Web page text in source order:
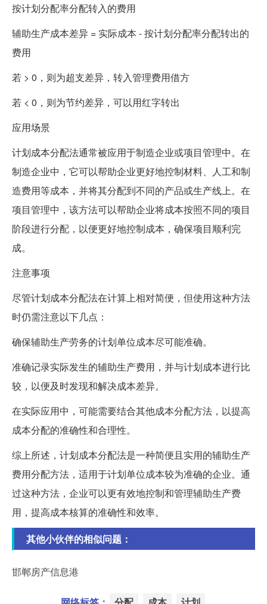
按计划分配率分配转入的费用
辅助生产成本差异 = 实际成本 - 按计划分配率分配转出的
费用
若 > 0，则为超支差异，转入管理费用借方
若 < 0，则为节约差异，可以用红字转出
应用场景
计划成本分配法通常被应用于制造企业或项目管理中。在
制造企业中，它可以帮助企业更好地控制材料、人工和制
造费用等成本，并将其分配到不同的产品或生产线上。在
项目管理中，该方法可以帮助企业将成本按照不同的项目
阶段进行分配，以便更好地控制成本，确保项目顺利完
成。
注意事项
尽管计划成本分配法在计算上相对简便，但使用这种方法
时仍需注意以下几点：
确保辅助生产劳务的计划单位成本尽可能准确。
准确记录实际发生的辅助生产费用，并与计划成本进行比
较，以便及时发现和解决成本差异。
在实际应用中，可能需要结合其他成本分配方法，以提高
成本分配的准确性和合理性。
综上所述，计划成本分配法是一种简便且实用的辅助生产
费用分配方法，适用于计划单位成本较为准确的企业。通
过这种方法，企业可以更有效地控制和管理辅助生产费
用，提高成本核算的准确性和效率。
其他小伙伴的相似问题：
邯郸房产信息港